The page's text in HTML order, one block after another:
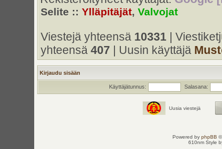
Selite :: Ylläpitäjät, Valvojat
Viestejä yhteensä 10331 |
yhteensä 407 | Uusin käyttäjä
Kirjaudu sisään
Käyttäjätunnus: Salasana:
Uusia viestejä
Powered by phpBB
610nm Style